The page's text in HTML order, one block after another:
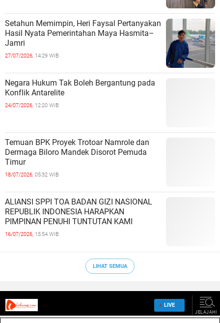
Setahun Memimpin, Heri Faysal Pertanyakan
Hasil Nyata Pemerintahan Maya Hasmita–
Jamri
27/07/2026, 14:29 WIB
Negara Hukum Tak Boleh Bergantung pada
Konflik Antarelite
24/07/2026, 12:20 WIB
Temuan BPK Proyek Trotoar Namrole dan
Dermaga Biloro Mandek Disorot Pemuda
Timur
18/07/2026, 05:32 WIB
ALIANSI SPPI TOA BADAN GIZI NASIONAL
REPUBLIK INDONESIA HARAPKAN
PIMPINAN PENUHI TUNTUTAN KAMI
16/07/2026, 15:54 WIB
LIHAT SEMUA